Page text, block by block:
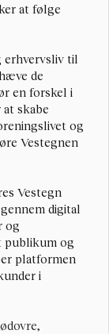
at følge
til
de
en forskel i
skabe
og
Vestegnen
Vestegn
digital
og
og
platformen
i